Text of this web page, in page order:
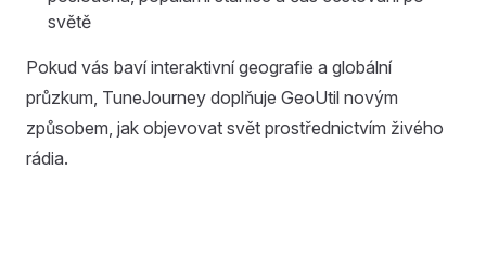
světě
Pokud vás baví interaktivní geografie a globální
průzkum, TuneJourney doplňuje GeoUtil novým
způsobem, jak objevovat svět prostřednictvím živého
rádia.